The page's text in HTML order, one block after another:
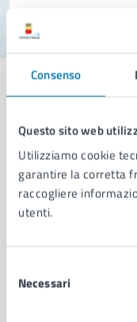
Consenso
Questo sito web
Utilizziamo cookie
garantire la corretta
raccogliere
utenti.
delNecessari
Comune di
AMMINISTRAZIONE
Aree amministrative
Uffici
Enti e fondazioni